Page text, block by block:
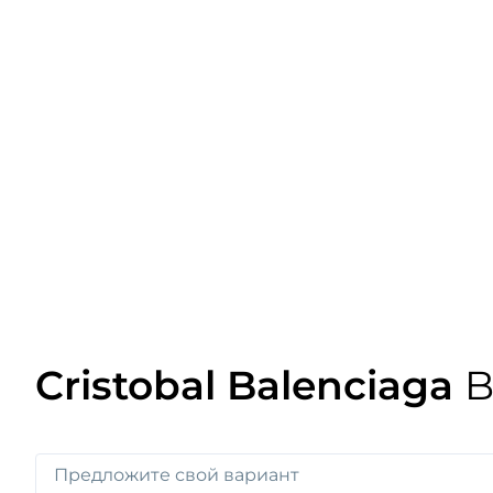
Cristobal Balenciaga